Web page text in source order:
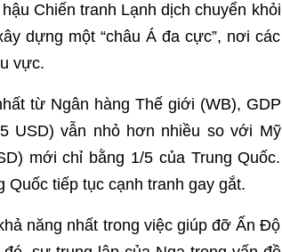
Chiến tranh Lạnh dịch chuyển khỏi
dựng một “châu Á đa cực”, nơi các
vực.
từ Ngân hàng Thế giới (WB), GDP
USD) vẫn nhỏ hơn nhiều so với Mỹ
mới chỉ bằng 1/5 của Trung Quốc.
tiếp tục cạnh tranh gay gắt.
năng nhất trong việc giúp đỡ Ấn Độ